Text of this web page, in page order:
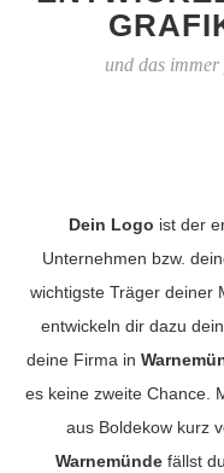
und das
Dein Logo ist der
Unternehmen bzw.
wichtigste Träger deiner
entwickeln dir dazu
deine Firma in
es keine zweite Chance.
aus Boldekow kurz
Warnemünde fällst